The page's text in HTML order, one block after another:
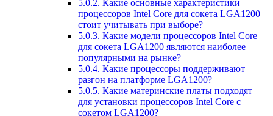
5.0.2. Какие основные характеристики
процессоров Intel Core для сокета LGA1200
стоит учитывать при выборе?
5.0.3. Какие модели процессоров Intel Core
для сокета LGA1200 являются наиболее
популярными на рынке?
5.0.4. Какие процессоры поддерживают
разгон на платформе LGA1200?
5.0.5. Какие материнские платы подходят
для установки процессоров Intel Core с
сокетом LGA1200?